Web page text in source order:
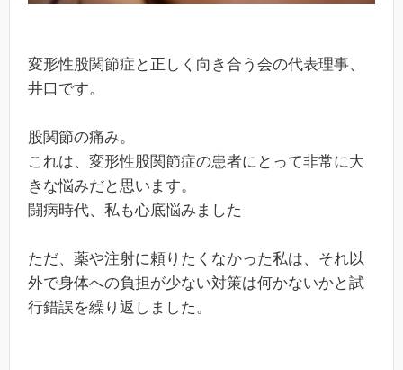
変形性股関節症と正しく向き合う会の代表理事、
井口です。
股関節の痛み。
これは、変形性股関節症の患者にとって非常に大
きな悩みだと思います。
闘病時代、私も心底悩みました
ただ、薬や注射に頼りたくなかった私は、それ以
外で身体への負担が少ない対策は何かないかと試
行錯誤を繰り返しました。